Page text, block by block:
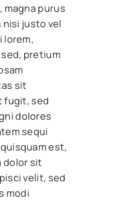
magna purus
nisi justo vel
lorem,
pretium
sit
fugit, sed
dolores
sequi
est,
dolor sit
velit, sed
modi